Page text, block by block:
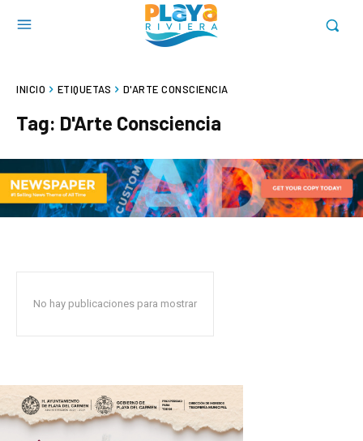
INICIO ETIQUETAS D'ARTE CONSCIENCIA
Tag: D'Arte Consciencia
No hay publicaciones para mostrar